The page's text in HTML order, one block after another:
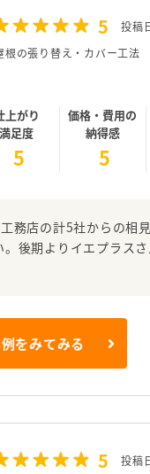
5 投稿
根の張り替え・カバー工法
上がり
満足度
5
価格・費用の
納得感
5
務店の計5社からの相
後期よりイエプラス
をみてみる
5 投稿